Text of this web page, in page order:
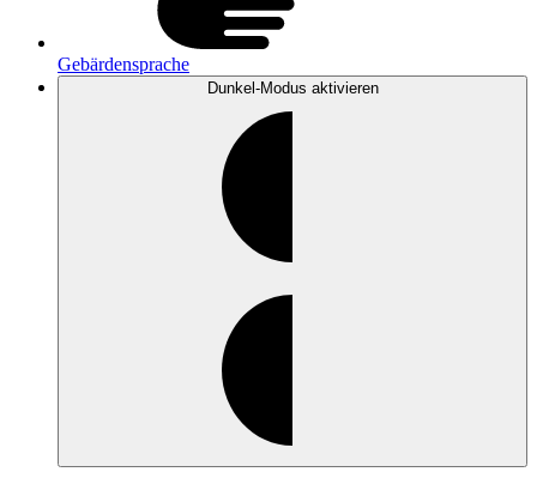
Gebärdensprache
Dunkel-Modus aktivieren